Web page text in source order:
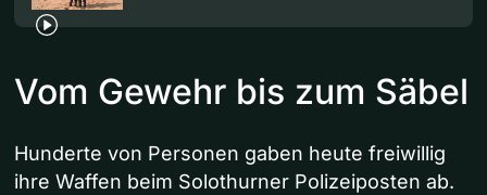
Vom Gewehr bis zum Säbel
Hunderte von Personen gaben heute freiwillig
ihre Waffen beim Solothurner Polizeiposten ab.